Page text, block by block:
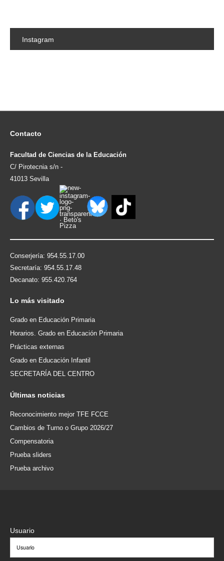
Instagram
Contacto
Facultad de Ciencias de la Educación
C/ Pirotecnia s/n -
41013 Sevilla
Conserjería: 954.55.17.00
Secretaría: 954.55.17.48
Decanato: 955.420.764
Lo más visitado
Grado en Educación Primaria
Horarios. Grado en Educación Primaria
Prácticas externas
Grado en Educación Infantil
SECRETARÍA DEL CENTRO
Últimas noticias
Reconocimiento mejor TFE FCCE
Cambios de Turno o Grupo 2026/27
Compensatoria
Prueba sliders
Prueba archivo
Usuario